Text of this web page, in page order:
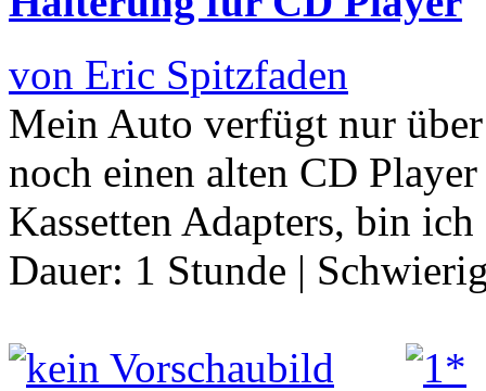
von Eric Spitzfaden
Mein Auto verfügt nur
noch einen alten CD
Kassetten Adapters, bin
Dauer: 1 Stunde |